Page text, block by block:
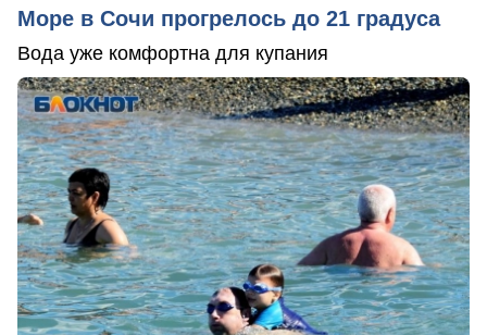
Море в Сочи прогрелось до 21 градуса
Вода уже комфортна для купания